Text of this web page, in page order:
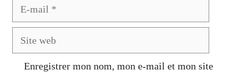
Enregistrer mon nom, mon e-mail et mon site